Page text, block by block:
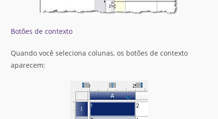
Botões de contexto
Quando você seleciona colunas, os botões de contexto
aparecem: